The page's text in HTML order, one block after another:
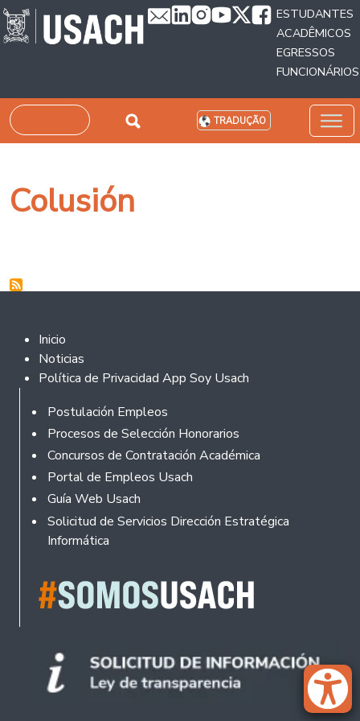
Passar para o conteúdo principal
ESTUDANTES
ACADÊMICOS
EGRESSOS
FUNCIONÁRIOS
Pesquisar TRADUÇÃO
Colusión
Footer 2
Inicio
Noticias
Política de Privacidad App Soy Usach
Rodapé
Postulación Empleos
Procesos de Selección Honorarios
Concursos de Contratación Académica
Portal de Empleos Usach
Guía Web Usach
Solicitud de Servicios Dirección Estratégica
Informática